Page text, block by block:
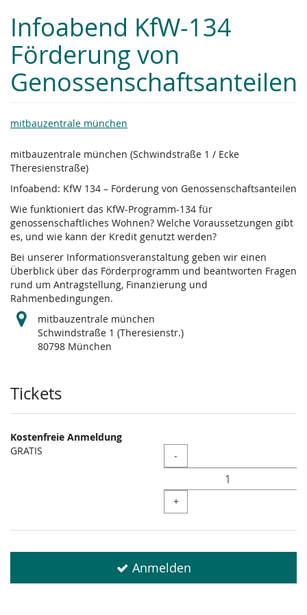
Haupt-
Inhalt
springen
Infoabend KfW-134
Förderung von
Genossenschaftsanteilen
mitbauzentrale münchen
mitbauzentrale münchen (Schwindstraße 1 / Ecke
Theresienstraße)
Infoabend: KfW 134 – Förderung von Genossenschaftsanteilen
Wie funktioniert das KfW-Programm-134 für
genossenschaftliches Wohnen? Welche Voraussetzungen gibt
es, und wie kann der Kredit genutzt werden?
Bei unserer Informationsveranstaltung geben wir einen
Überblick über das Förderprogramm und beantworten Fragen
rund um Antragstellung, Finanzierung und
Rahmenbedingungen.
mitbauzentrale münchen
Schwindstraße 1 (Theresienstr.)
80798 München
Produkte
Tickets
Kostenfreie Anmeldung
GRATIS
Menge
-
+
Anmelden